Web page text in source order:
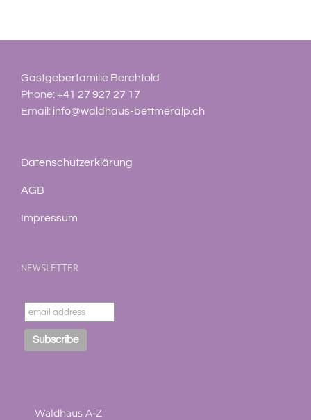
Gastgeberfamilie Berchtold
Phone:+41 27 927 27 17
Email: info@waldhaus-bettmeralp.ch
Datenschutzerklärung
AGB
Impressum
NEWSLETTER
Waldhaus A-Z